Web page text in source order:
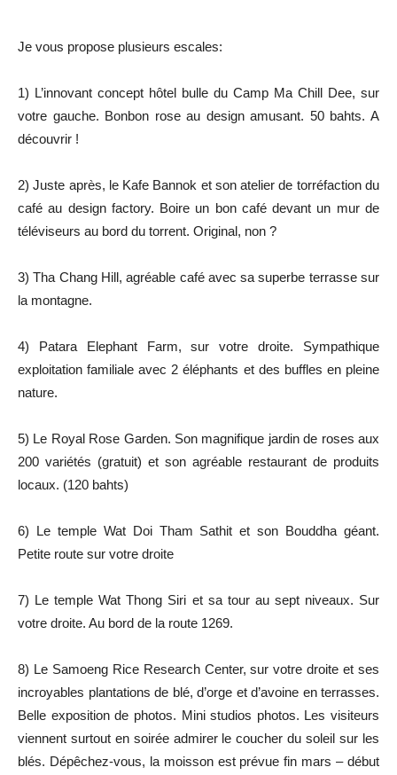
Je vous propose plusieurs escales:
1) L’innovant concept hôtel bulle du Camp Ma Chill Dee, sur
votre gauche. Bonbon rose au design amusant. 50 bahts. A
découvrir !
2) Juste après, le Kafe Bannok et son atelier de torréfaction du
café au design factory. Boire un bon café devant un mur de
téléviseurs au bord du torrent. Original, non ?
3) Tha Chang Hill, agréable café avec sa superbe terrasse sur
la montagne.
4) Patara Elephant Farm, sur votre droite. Sympathique
exploitation familiale avec 2 éléphants et des buffles en pleine
nature.
5) Le Royal Rose Garden. Son magnifique jardin de roses aux
200 variétés (gratuit) et son agréable restaurant de produits
locaux. (120 bahts)
6) Le temple Wat Doi Tham Sathit et son Bouddha géant.
Petite route sur votre droite
7) Le temple Wat Thong Siri et sa tour au sept niveaux. Sur
votre droite. Au bord de la route 1269.
8) Le Samoeng Rice Research Center, sur votre droite et ses
incroyables plantations de blé, d’orge et d’avoine en terrasses.
Belle exposition de photos. Mini studios photos. Les visiteurs
viennent surtout en soirée admirer le coucher du soleil sur les
blés. Dépêchez-vous, la moisson est prévue fin mars – début